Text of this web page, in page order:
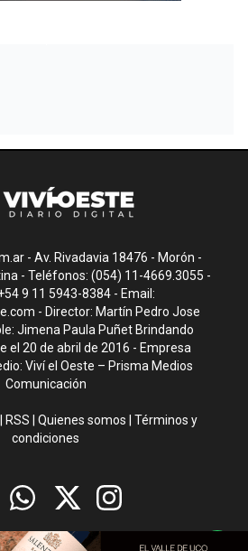
- Av. Rivadavia 18476 - Morón -
- Teléfonos: (054) 11-4669.3055 -
9 11 5943-8384 - Email:
- Director: Martín Pedro Jose
Jimena Paula Puñet Brindando
el 20 de abril de 2016 - Empresa
Viví el Oeste – Prisma Medios
Comunicación
RSS |Quienes somos |Términos y
condiciones